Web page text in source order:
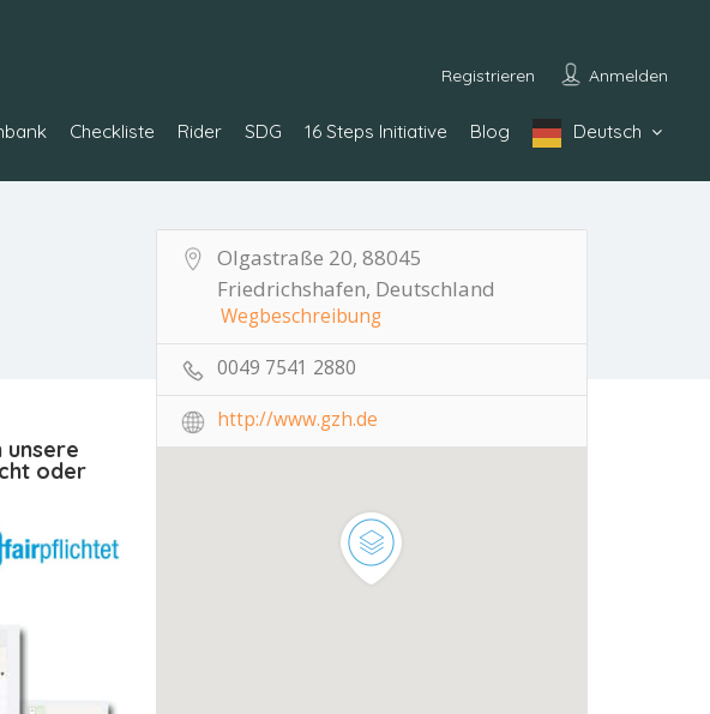
Registrieren Anmelden
Checkliste Rider SDG 16 Steps Initiative Blog Deutsch
oder
Olgastraße 20, 88045
Friedrichshafen, Deutschland
Wegbeschreibung
0049 7541 2880
http://www.gzh.de